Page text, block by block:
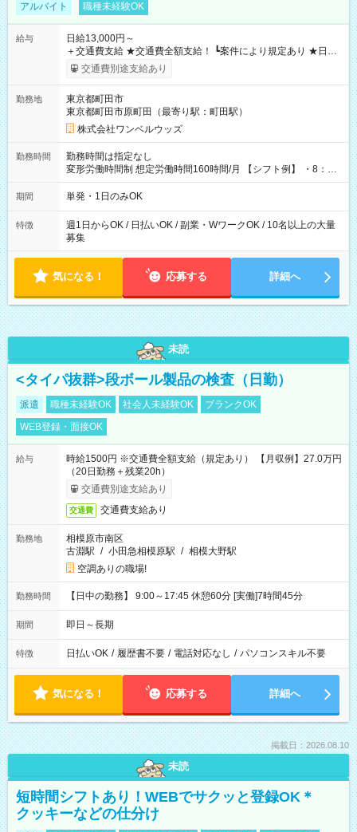
アルバイト 職種未経験OK
給与
日給13,000円～
＋交通費支給 ★交通費全額支給！ ┗案件により規定あり ★日払
いOK！（規定あり） ┗働いたその日に現金GET♪ お仕事後はコ
ンビニATMから 日払い分を引き落とせます！ 【試用期間】試
交通費別途支給あり
勤務地
東京都町田市
東京都町田市原町田（最寄り駅：町田駅）
株式会社ワンベルウッズ
勤務時間
勤務時間は指定なし
変形労働時間制 想定労働時間160時間/月 【シフト例】 ・8：00
～21：00
期間 単発・1日のみOK
特徴
週1日からOK / 日払いOK / 副業・WワークOK / 10名以上の大量
募集
気になる！ 応募する 詳細へ
未読
<タイパ抜群>段ボール製品の検査（日勤）
派遣 職種未経験OK 社会人未経験OK
ブランクOK
WEB登録・面接OK
給与
時給1500円 ※交通費全額支給（規定あり） 【月収例】27.0万円
（20日勤務＋残業20h）
交通費別途支給あり
交通費 交通費支給あり
勤務地
相模原市南区
古淵駅 / 小田急相模原駅 / 相模大野駅
空調ありの職場!
勤務時間 【日中の勤務】 9:00～17:45 休憩60分 [実働]7時間45分
期間 即日～長期
特徴 日払いOK / 履歴書不要 / 電話対応なし / パソコンスキル不要
気になる！ 応募する 詳細へ
掲載日：2026.08.10
未読
短時間シフトあり！WEBでサクッと登録OK＊
クッキーなどの仕分け